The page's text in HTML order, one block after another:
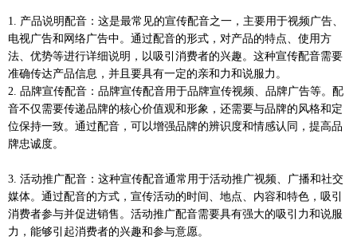
1. 产品说明配音：这是最常见的宣传配音之一，主要用于视频广告、
电视广告和网络广告中。通过配音的形式，对产品的特点、使用方
法、优势等进行详细说明，以吸引消费者的兴趣。这种宣传配音需要
准确传达产品信息，并且要具有一定的亲和力和说服力。
2. 品牌宣传配音：品牌宣传配音用于品牌宣传视频、品牌广告等。配
音不仅需要传递品牌的核心价值观和形象，还需要与品牌的风格和定
位保持一致。通过配音，可以增强品牌的辨识度和情感认同，提高品
牌忠诚度。
3. 活动推广配音：这种宣传配音通常用于活动推广视频、广播和社交
媒体。通过配音的方式，宣传活动的时间、地点、内容和特色，吸引
消费者参与并促进销售。活动推广配音需要具有强大的吸引力和说服
力，能够引起消费者的兴趣和参与意愿。